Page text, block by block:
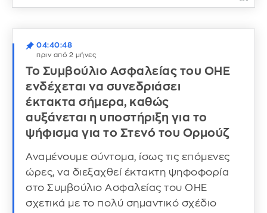
04:40:48
πριν από 2 μήνες
Το Συμβούλιο Ασφαλείας του ΟΗΕ
ενδέχεται να συνεδριάσει
έκτακτα σήμερα, καθώς
αυξάνεται η υποστήριξη για το
ψήφισμα για το Στενό του Ορμούζ
Αναμένουμε σύντομα, ίσως τις επόμενες
ώρες, να διεξαχθεί έκτακτη ψηφοφορία
στο Συμβούλιο Ασφαλείας του ΟΗΕ
σχετικά με το πολύ σημαντικό σχέδιο